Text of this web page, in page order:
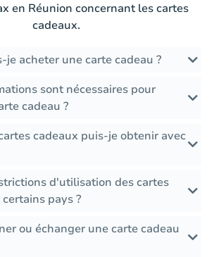
en Réunion concernant les cartes
cadeaux.
je acheter une carte cadeau ?
sont nécessaires pour
cadeau ?
cadeaux puis-je obtenir avec
d'utilisation des cartes
pays ?
ou échanger une carte cadeau